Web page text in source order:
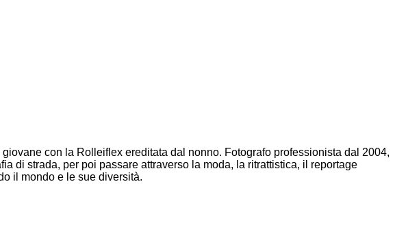
con la Rolleiflex ereditata dal nonno. Fotografo professionista dal 2004,
di strada, per poi passare attraverso la moda, la ritrattistica, il reportage
il mondo e le sue diversità.